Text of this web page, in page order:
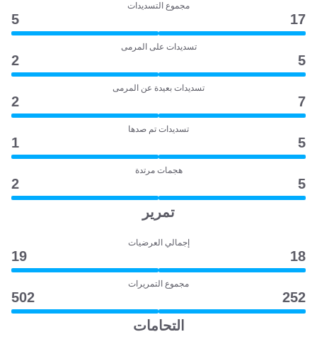
مجموع التسديدات
17
5
تسديدات على المرمى
5
2
تسديدات بعيدة عن المرمى
7
2
تسديدات تم صدها
5
1
هجمات مرتدة
5
2
تمرير
إجمالي العرضيات
18
19
مجموع التمريرات
252
502
التحامات